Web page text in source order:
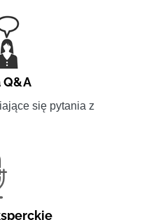
Q&A
się pytania z